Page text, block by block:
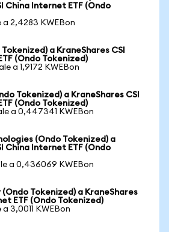
China Internet ETF (Ondo
a 2,4283 KWEBon
a KraneShares CSI
(Ondo Tokenized)
a 1,9172 KWEBon
Tokenized) a KraneShares CSI
(Ondo Tokenized)
a 0,447341 KWEBon
(Ondo Tokenized) a
China Internet ETF (Ondo
a 0,436069 KWEBon
(Ondo Tokenized) a KraneShares
ETF (Ondo Tokenized)
3,0011 KWEBon